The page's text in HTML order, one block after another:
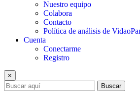
Nuestro equipo
Colabora
Contacto
Política de análisis de
Cuenta
Conectarme
Registro
×
Buscar